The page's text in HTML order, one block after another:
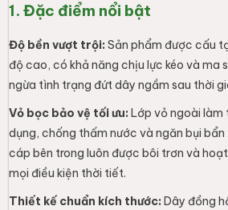
1. Đặc điểm nổi bật
Độ bền vượt trội: Sản phẩm được cấu
độ cao, có khả năng chịu lực kéo và ma
ngừa tình trạng đứt dây ngầm sau thời
Vỏ bọc bảo vệ tối ưu: Lớp vỏ ngoài làm
dụng, chống thấm nước và ngăn bụi bẩn
cáp bên trong luôn được bôi trơn và
mọi điều kiện thời tiết.
Thiết kế chuẩn kích thước: Dây đồng